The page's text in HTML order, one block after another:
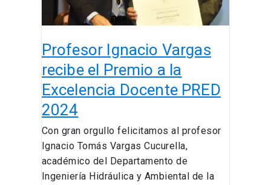
Profesor Ignacio Vargas
recibe el Premio a la
Excelencia Docente PRED
2024
Con gran orgullo felicitamos al profesor
Ignacio Tomás Vargas Cucurella,
académico del Departamento de
Ingeniería Hidráulica y Ambiental de la
Excelencia
PRED
2024